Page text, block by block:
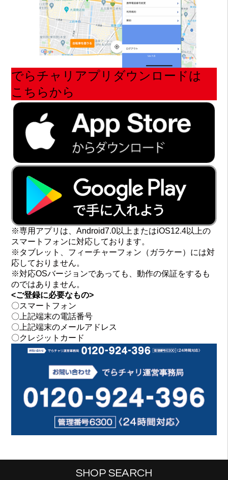
でらチャリアプリダウンロードは
こちらから
※専用アプリは、Android7.0以上またはiOS12.4以上の
スマートフォンに対応しております。
※タブレット、フィーチャーフォン（ガラケー）には対
応しておりません。
※対応OSバージョンであっても、動作の保証をするも
のではありません。
<ご登録に必要なもの>
〇スマートフォン
〇上記端末の電話番号
〇上記端末のメールアドレス
〇クレジットカード
SHOP SEARCH